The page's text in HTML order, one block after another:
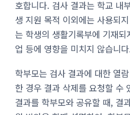
호합니다. 검사 결과는 학교 내
생 지원 목적 이외에는 사용되
는 학생의 생활기록부에 기재
업 등에 영향을 미치지 않습니
학부모는 검사 결과에 대한 열
한 경우 결과 삭제를 요청할 수
결과를 학부모와 공유할 때, 결